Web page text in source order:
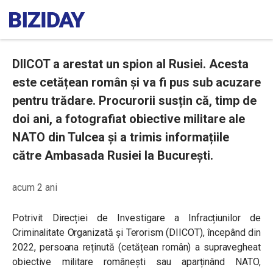
DIICOT a arestat un spion al Rusiei. Acesta
este cetățean român și va fi pus sub acuzare
pentru trădare. Procurorii susțin că, timp de
doi ani, a fotografiat obiective militare ale
NATO din Tulcea și a trimis informațiile
către Ambasada Rusiei la București.
acum 2 ani
Potrivit Direcției de Investigare a Infracțiunilor de
Criminalitate Organizată și Terorism (DIICOT), începând din
2022, persoana reținută (cetățean român) a supravegheat
obiective militare românești sau aparținând NATO,